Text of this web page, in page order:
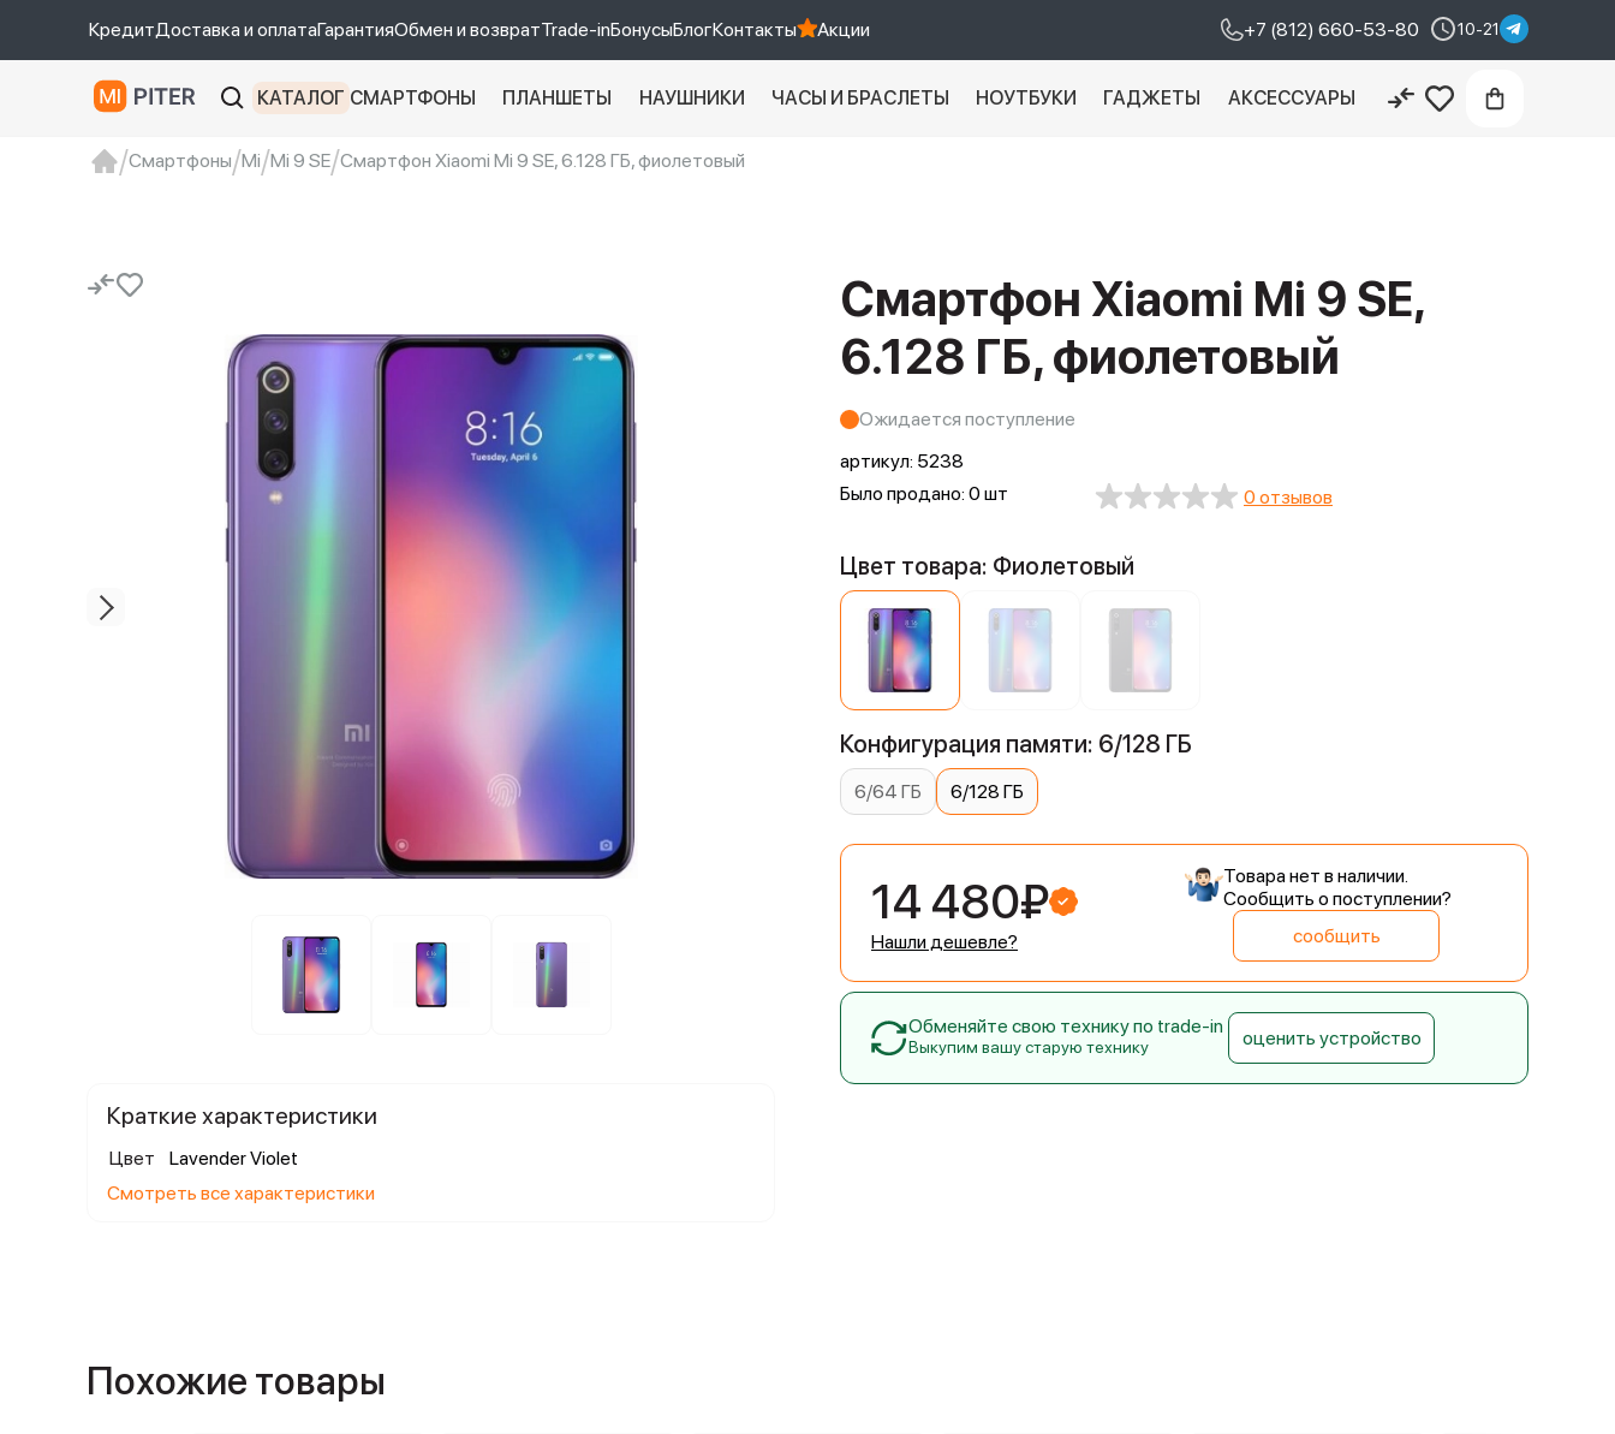
КредитДоставка и оплатаГарантияОбмен и возвратTrade-inБонусыБлогКонтакты Акции +7 (812) 660-53-80 10-21
КАТАЛОГ СМАРТФОНЫ ПЛАНШЕТЫ НАУШНИКИ ЧАСЫ И БРАСЛЕТЫ НОУТБУКИ ГАДЖЕТЫ АКСЕССУАРЫ
Смартфоны Mi Mi 9 SE Смартфон Xiaomi Mi 9 SE, 6.128 ГБ, фиолетовый
Смартфон Xiaomi Mi 9 SE,
6.128 ГБ, фиолетовый
Ожидается поступление
артикул: 5238
Было продано: 0 шт
0 отзывов
Краткие характеристики
Цвет
Lavender Violet
Смотреть все характеристики
Цвет товара: Фиолетовый
Конфигурация памяти: 6/128 ГБ
6/64 ГБ 6/128 ГБ
14 480₽
Нашли дешевле?
Товара нет в наличии.
Сообщить о поступлении?
сообщить
Обменяйте свою технику по trade-in
Выкупим вашу старую технику оценить устройство
Похожие товары